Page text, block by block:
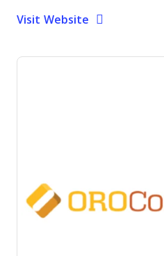
Visit Website Opens New